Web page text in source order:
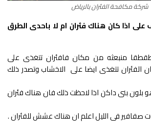
شركة مكافحة الفئران بالرياض
اذا كان هناك فئران ام لا باحدى الطرق
منبعثه من مكان فافئران تتغذى على
الفئران تتغذى ايضا على الاخشاب وتصدر ذلك
بلون بنى داكن اذا لاحظت ذلك فان هناك فئران
فى الليل اعلم ان هناك عشش للفئران .